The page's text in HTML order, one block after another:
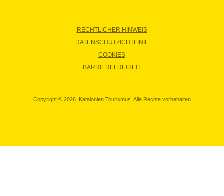
RECHTLICHER HINWEIS
DATENSCHUTZICHTLINIE
COOKIES
BARRIEREFREIHEIT
Copyright © 2026. Katalonien Tourismus. Alle Rechte vorbehalten